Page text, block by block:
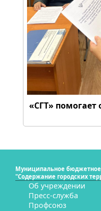
«СГТ» помогает
Муниципальное
"Содержание городских
Об учреждении
Пресс-служба
Профсоюз